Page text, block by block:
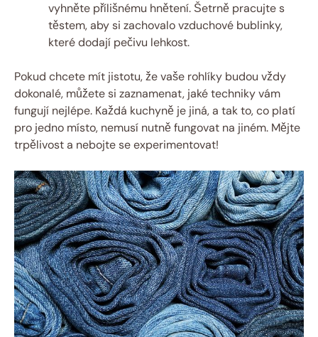
vyhněte přílišnému hnětení. Šetrně pracujte s
těstem, aby si zachovalo vzduchové bublinky,
které dodají pečivu lehkost.
Pokud chcete mít jistotu, že vaše rohlíky budou vždy
dokonalé, můžete si zaznamenat, jaké techniky vám
fungují nejlépe. Každá kuchyně je jiná, a tak to, co platí
pro jedno místo, nemusí nutně fungovat na jiném. Mějte
trpělivost a nebojte se experimentovat!